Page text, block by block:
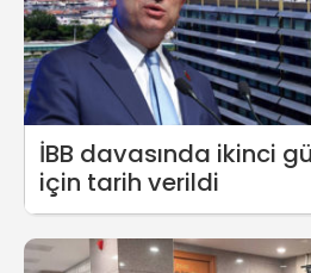
İBB davasında ikinci
için tarih verildi